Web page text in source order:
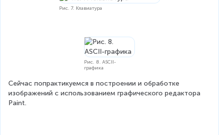
Рис. 7. Клавиатура
Рис. 8. ASCII-
графика
Сейчас попрактикуемся в построении и обработке
изображений с использованием графического редактора
Paint.